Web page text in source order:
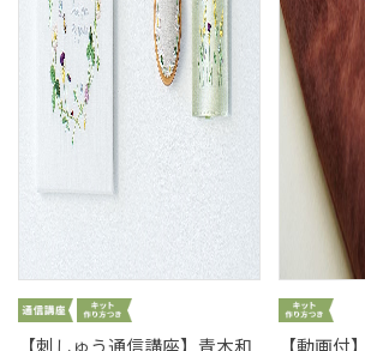
【刺しゅう通信講座】青木和 【動画付